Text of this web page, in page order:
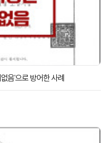
음'으로 방어한 사례